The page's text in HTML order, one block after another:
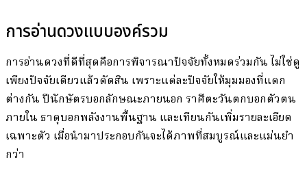
การอ่านดวงแบบองค์รวม
การอ่านดวงที่ดีที่สุดคือการพิจารณาปัจจัยทั้งหมดร่วมกัน ไม่ใช่ดู
เพียงปัจจัยเดียวแล้วตัดสิน เพราะแต่ละปัจจัยให้มุมมองที่แตก
ต่างกัน ปีนักษัตรบอกลักษณะภายนอก ราศีตะวันตกบอกตัวตน
ภายใน ธาตุบอกพลังงานพื้นฐาน และเทียนกันเพิ่มรายละเอียด
เฉพาะตัว เมื่อนำมาประกอบกันจะได้ภาพที่สมบูรณ์และแม่นยำ
กว่า